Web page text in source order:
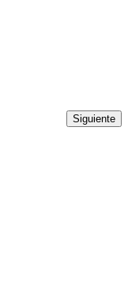
Siguiente